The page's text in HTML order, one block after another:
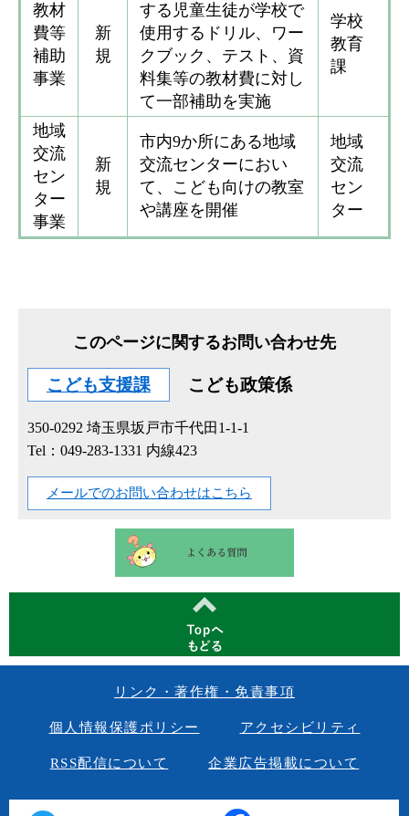
教材
費等
補助
事業
新
規
する児童生徒が学校で
使用するドリル、ワー
クブック、テスト、資
料集等の教材費に対し
て一部補助を実施
学校
教育
課
地域
交流
セン
ター
事業
新
規
市内9か所にある地域
交流センターにおい
て、こども向けの教室
や講座を開催
地域
交流
セン
ター
このページに関するお問い合わせ先
こども支援課 こども政策係
350-0292 埼玉県坂戸市千代田1-1-1
Tel：049-283-1331 内線423
メールでのお問い合わせはこちら
リンク・著作権・免責事項
個人情報保護ポリシー アクセシビリティ
RSS配信について 企業広告掲載について